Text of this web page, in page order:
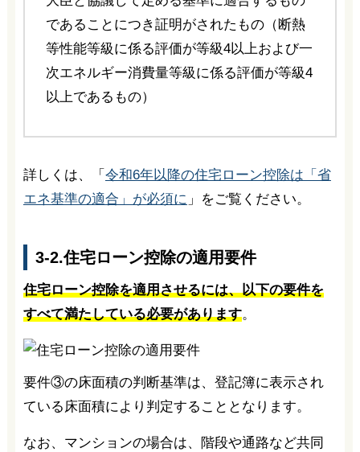
であることにつき証明がされたもの（断熱
等性能等級に係る評価が等級4以上および一
次エネルギー消費量等級に係る評価が等級4
以上であるもの）
詳しくは、「 令和6年以降の住宅ローン控除は「省
エネ基準の適合」が必須に 」をご覧ください。
3-2.住宅ローン控除の適用要件
住宅ローン控除を適用させるには、以下の要件を
すべて満たしている必要があります。
要件③の床面積の判断基準は、登記簿に表示され
ている床面積により判定することとなります。
なお、マンションの場合は、階段や通路など共同